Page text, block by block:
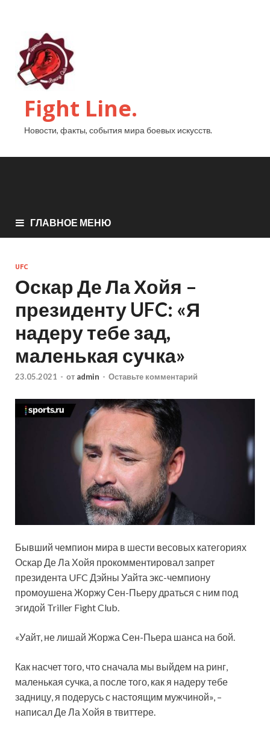
Fight Line.
Новости, факты, события мира боевых искусств.
ГЛАВНОЕ МЕНЮ
UFC
Оскар Де Ла Хойя –
президенту UFC: «Я
надеру тебе зад,
маленькая сучка»
23.05.2021 - от admin - Оставьте комментарий
Бывший чемпион мира в шести весовых категориях
Оскар Де Ла Хойя прокомментировал запрет
президента UFC Дэйны Уайта экс-чемпиону
промоушена Жоржу Сен-Пьеру драться с ним под
эгидой Triller Fight Club.
«Уайт, не лишай Жоржа Сен-Пьера шанса на бой.
Как насчет того, что сначала мы выйдем на ринг,
маленькая сучка, а после того, как я надеру тебе
задницу, я подерусь с настоящим мужчиной», –
написал Де Ла Хойя в твиттере.